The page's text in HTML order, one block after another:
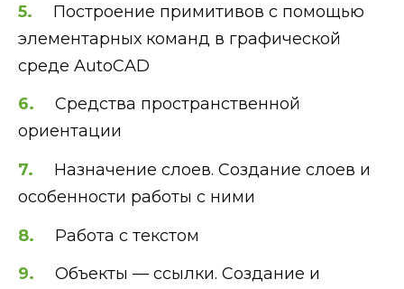
Построение примитивов с помощью
элементарных команд в графической
среде AutoCAD
Средства пространственной
ориентации
Назначение слоев. Создание слоев и
особенности работы с ними
Работа с текстом
Объекты — ссылки. Создание и